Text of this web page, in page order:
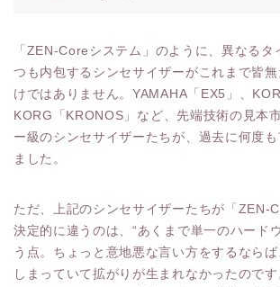
「ZEN-Coreシステム」のように、異なるタ
つも内包するシンセサイザーがこれまで皆
けではありません。YAMAHA「EX5」、
KORG「KRONOS」など、先端技術の見本
ー級のシンセサイザーたちが、過去に何度も
ました。
ただ、上記のシンセサイザーたちが「ZEN-
決定的に違うのは、“あくまで単一のハード
う点。ちょっと意地悪な言い方をするなら
しまっていて拡がりが生まれなかったので